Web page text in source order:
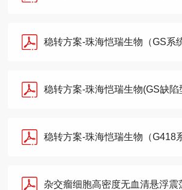
稳转方案-珠海恺瑞生物（GS系统-CHO-K1细胞-
稳转方案-珠海恺瑞生物(GS缺陷型细胞）-
稳转方案-珠海恺瑞生物（G418系统-
杂交瘤细胞高密度无血清悬浮震荡培养（第